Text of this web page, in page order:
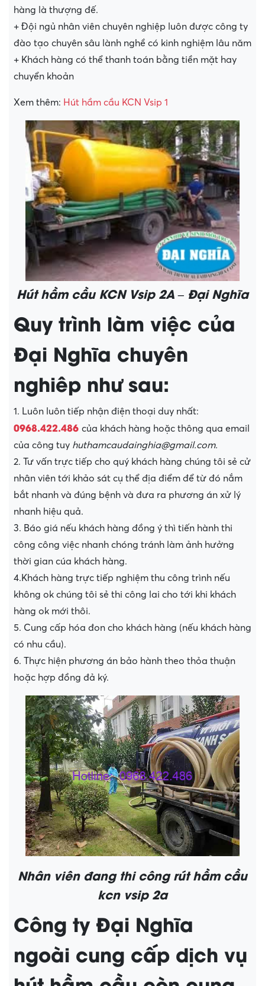
hàng là thượng đế.
+ Đội ngủ nhân viên chuyên nghiệp luôn được công ty
đào tạo chuyên sâu lành nghề có kinh nghiệm lâu năm
+ Khách hàng có thể thanh toán bằng tiền mặt hay
chuyển khoản
Xem thêm: Hút hầm cầu KCN Vsip 1
Hút hầm cầu KCN Vsip 2A – Đại Nghĩa
Quy trình làm việc của
Đại Nghĩa chuyên
nghiêp như sau:
1. Luôn luôn tiếp nhận điện thoại duy nhất:
0968.422.486 của khách hàng hoặc thông qua email
của công tuy huthamcaudainghia@gmail.com.
2. Tư vấn trực tiếp cho quý khách hàng chúng tôi sẻ cử
nhân viên tới khảo sát cụ thể địa điểm để từ đó nắm
bắt nhanh và đúng bệnh và đưa ra phương án xử lý
nhanh hiệu quả.
3. Báo giá nếu khách hàng đồng ý thì tiến hành thi
công công việc nhanh chóng tránh làm ảnh hưởng
thời gian cúa khách hàng.
4.Khách hàng trực tiếp nghiệm thu công trình nếu
không ok chúng tôi sẻ thi công lai cho tới khi khách
hàng ok mới thôi.
5. Cung cấp hóa đon cho khách hàng (nếu khách hàng
có nhu cầu).
6. Thực hiện phương án bảo hành theo thỏa thuận
hoặc hợp đồng đả ký.
Nhân viên đang thi công rút hầm cầu
kcn vsip 2a
Công ty Đại Nghĩa
ngoài cung cấp dịch vụ